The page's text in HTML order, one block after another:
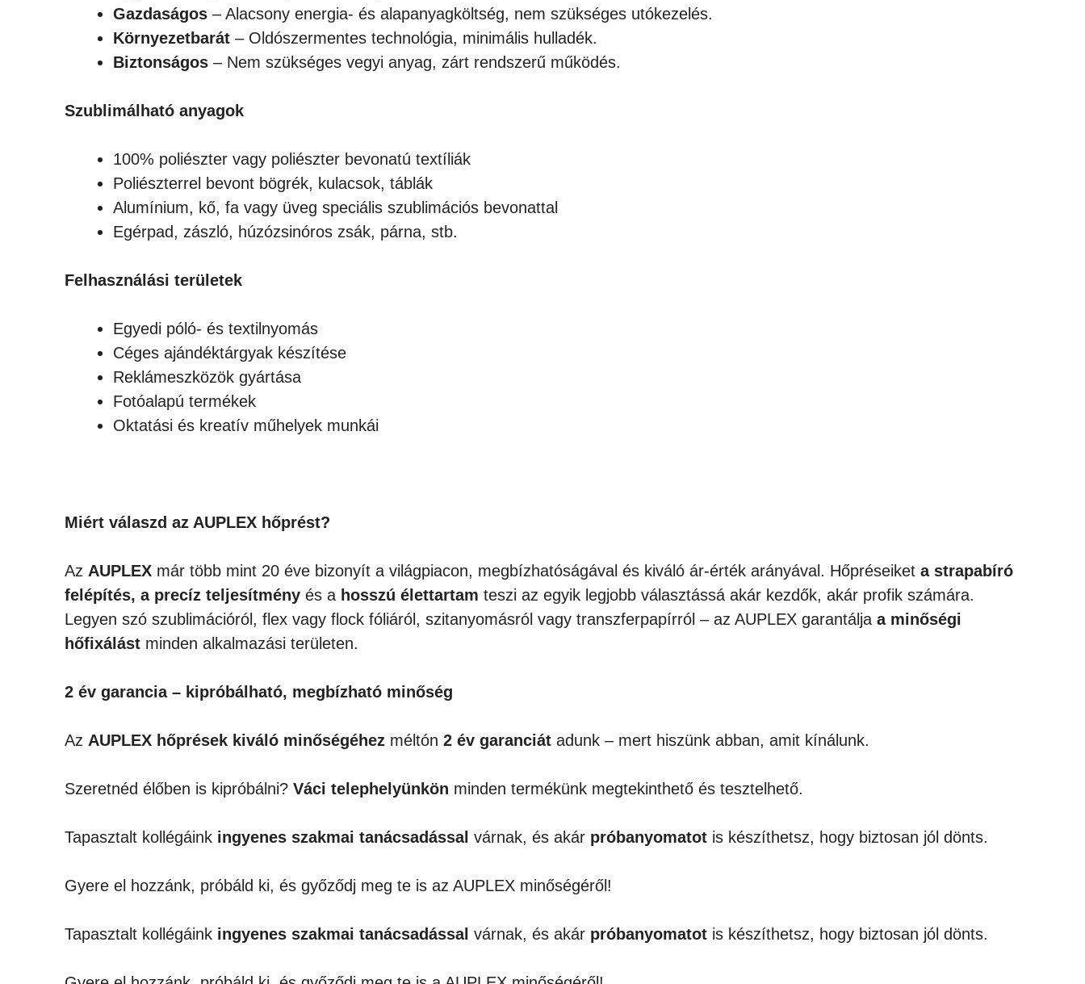
Gazdaságos – Alacsony energia- és alapanyagköltség, nem szükséges utókezelés.
Környezetbarát – Oldószermentes technológia, minimális hulladék.
Biztonságos – Nem szükséges vegyi anyag, zárt rendszerű működés.
Szublimálható anyagok
100% poliészter vagy poliészter bevonatú textíliák
Poliészterrel bevont bögrék, kulacsok, táblák
Alumínium, kő, fa vagy üveg speciális szublimációs bevonattal
Egérpad, zászló, húzózsinóros zsák, párna, stb.
Felhasználási területek
Egyedi póló- és textilnyomás
Céges ajándéktárgyak készítése
Reklámeszközök gyártása
Fotóalapú termékek
Oktatási és kreatív műhelyek munkái
Miért válaszd az AUPLEX hőprést?
Az AUPLEX már több mint 20 éve bizonyít a világpiacon, megbízhatóságával és kiváló ár-érték arányával. Hőpréseiket a strapabíró
felépítés, a precíz teljesítmény és a hosszú élettartam teszi az egyik legjobb választássá akár kezdők, akár profik számára.
Legyen szó szublimációról, flex vagy flock fóliáról, szitanyomásról vagy transzferpapírról – az AUPLEX garantálja a minőségi
hőfixálást minden alkalmazási területen.
2 év garancia – kipróbálható, megbízható minőség
Az AUPLEX hőprések kiváló minőségéhez méltón 2 év garanciát adunk – mert hiszünk abban, amit kínálunk.
Szeretnéd élőben is kipróbálni? Váci telephelyünkön minden termékünk megtekinthető és tesztelhető.
Tapasztalt kollégáink ingyenes szakmai tanácsadással várnak, és akár próbanyomatot is készíthetsz, hogy biztosan jól dönts.
Gyere el hozzánk, próbáld ki, és győződj meg te is az AUPLEX minőségéről!
Tapasztalt kollégáink ingyenes szakmai tanácsadással várnak, és akár próbanyomatot is készíthetsz, hogy biztosan jól dönts.